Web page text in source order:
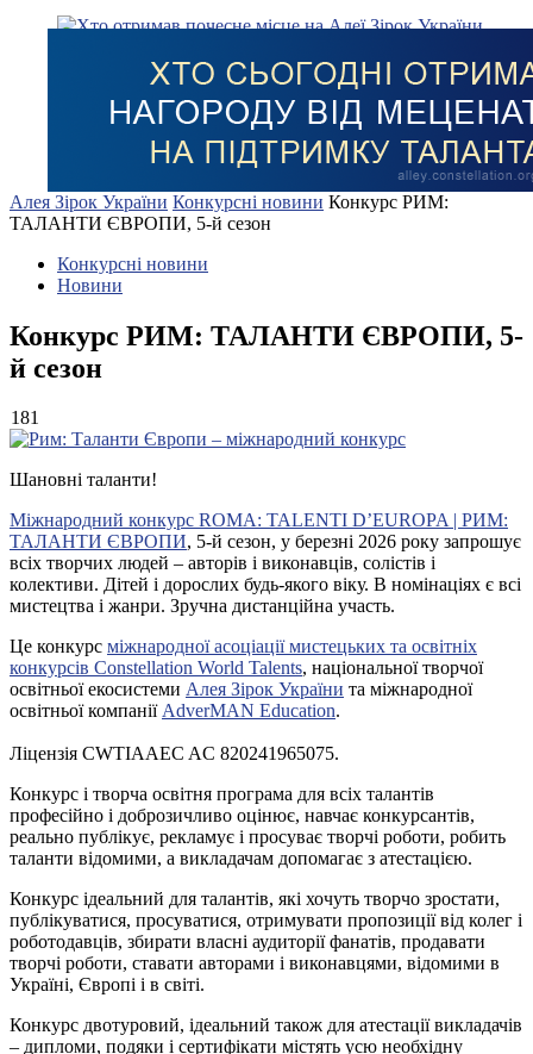
Алея Зірок України Конкурсні новини Конкурс РИМ:
ТАЛАНТИ ЄВРОПИ, 5-й сезон
Конкурсні новини
Новини
Конкурс РИМ: ТАЛАНТИ ЄВРОПИ, 5-
й сезон
181
Шановні таланти!
Міжнародний конкурс ROMA: TALENTI D’EUROPA | РИМ:
ТАЛАНТИ ЄВРОПИ, 5-й сезон, у березні 2026 року запрошує
всіх творчих людей – авторів і виконавців, солістів і
колективи. Дітей і дорослих будь-якого віку. В номінаціях є всі
мистецтва і жанри. Зручна дистанційна участь.
Це конкурс міжнародної асоціації мистецьких та освітніх
конкурсів Constellation World Talents, національної творчої
освітньої екосистеми Алея Зірок України та міжнародної
освітньої компаніїAdverMAN Education.
Ліцензія CWTIAAEC AC 820241965075.
Конкурс і творча освітня програма для всіх талантів
професійно і доброзичливо оцінює, навчає конкурсантів,
реально публікує, рекламує і просуває творчі роботи, робить
таланти відомими, а викладачам допомагає з атестацією.
Конкурс ідеальний для талантів, які хочуть творчо зростати,
публікуватися, просуватися, отримувати пропозиції від колег і
роботодавців, збирати власні аудиторії фанатів, продавати
творчі роботи, ставати авторами і виконавцями, відомими в
Україні, Європі і в світі.
Конкурс двотуровий, ідеальний також для атестації викладачів
– дипломи, подяки і сертифікати містять усю необхідну